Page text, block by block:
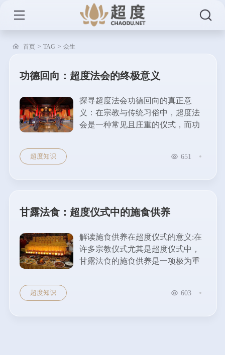
首页> TAG > 众生
功德回向：超度法会的终极意义
探寻超度法会功德回向的真正意
义：在宗教与传统习俗中，超度法
会是一种常见且庄重的仪式，而功
超度知识 651
甘露法食：超度仪式中的施食供养
解读施食供养在超度仪式的意义:在
许多宗教仪式尤其是超度仪式中，
甘露法食的施食供养是一项极为重
切有情众生的慈悲与救赎。...
超度知识 603